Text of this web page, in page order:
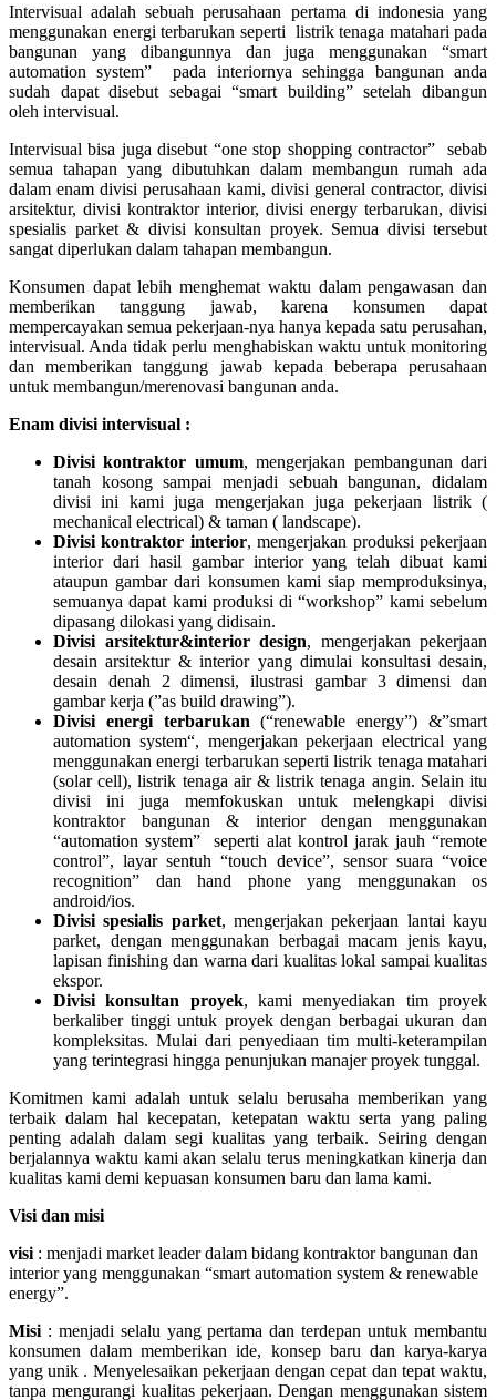
Intervisual adalah sebuah perusahaan pertama di indonesia yang
menggunakan energi terbarukan seperti listrik tenaga matahari pada
bangunan yang dibangunnya dan juga menggunakan “smart
automation system” pada interiornya sehingga bangunan anda
sudah dapat disebut sebagai “smart building” setelah dibangun
oleh intervisual.
Intervisual bisa juga disebut “one stop shopping contractor” sebab
semua tahapan yang dibutuhkan dalam membangun rumah ada
dalam enam divisi perusahaan kami, divisi general contractor, divisi
arsitektur, divisi kontraktor interior, divisi energy terbarukan, divisi
spesialis parket & divisi konsultan proyek. Semua divisi tersebut
sangat diperlukan dalam tahapan membangun.
Konsumen dapat lebih menghemat waktu dalam pengawasan dan
memberikan tanggung jawab, karena konsumen dapat
mempercayakan semua pekerjaan-nya hanya kepada satu perusahan,
intervisual. Anda tidak perlu menghabiskan waktu untuk monitoring
dan memberikan tanggung jawab kepada beberapa perusahaan
untuk membangun/merenovasi bangunan anda.
Enam divisi intervisual :
Divisi kontraktor umum, mengerjakan pembangunan dari
tanah kosong sampai menjadi sebuah bangunan, didalam
divisi ini kami juga mengerjakan juga pekerjaan listrik (
mechanical electrical) & taman ( landscape).
Divisi kontraktor interior, mengerjakan produksi pekerjaan
interior dari hasil gambar interior yang telah dibuat kami
ataupun gambar dari konsumen kami siap memproduksinya,
semuanya dapat kami produksi di “workshop” kami sebelum
dipasang dilokasi yang didisain.
Divisi arsitektur&interior design, mengerjakan pekerjaan
desain arsitektur & interior yang dimulai konsultasi desain,
desain denah 2 dimensi, ilustrasi gambar 3 dimensi dan
gambar kerja (”as build drawing”).
Divisi energi terbarukan (“renewable energy”) &”smart
automation system“, mengerjakan pekerjaan electrical yang
menggunakan energi terbarukan seperti listrik tenaga matahari
(solar cell), listrik tenaga air & listrik tenaga angin. Selain itu
divisi ini juga memfokuskan untuk melengkapi divisi
kontraktor bangunan & interior dengan menggunakan
“automation system” seperti alat kontrol jarak jauh “remote
control”, layar sentuh “touch device”, sensor suara “voice
recognition” dan hand phone yang menggunakan os
android/ios.
Divisi spesialis parket, mengerjakan pekerjaan lantai kayu
parket, dengan menggunakan berbagai macam jenis kayu,
lapisan finishing dan warna dari kualitas lokal sampai kualitas
ekspor.
Divisi konsultan proyek, kami menyediakan tim proyek
berkaliber tinggi untuk proyek dengan berbagai ukuran dan
kompleksitas. Mulai dari penyediaan tim multi-keterampilan
yang terintegrasi hingga penunjukan manajer proyek tunggal.
Komitmen kami adalah untuk selalu berusaha memberikan yang
terbaik dalam hal kecepatan, ketepatan waktu serta yang paling
penting adalah dalam segi kualitas yang terbaik. Seiring dengan
berjalannya waktu kami akan selalu terus meningkatkan kinerja dan
kualitas kami demi kepuasan konsumen baru dan lama kami.
Visi dan misi
visi : menjadi market leader dalam bidang kontraktor bangunan dan
interior yang menggunakan “smart automation system & renewable
energy”.
Misi : menjadi selalu yang pertama dan terdepan untuk membantu
konsumen dalam memberikan ide, konsep baru dan karya-karya
yang unik . Menyelesaikan pekerjaan dengan cepat dan tepat waktu,
tanpa mengurangi kualitas pekerjaan. Dengan menggunakan sistem